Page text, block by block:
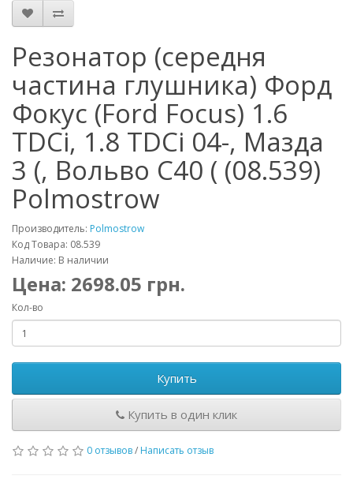
Резонатор (середня
частина глушника) Форд
Фокус (Ford Focus) 1.6
TDCi, 1.8 TDCi 04-, Мазда
3 (, Вольво С40 ( (08.539)
Polmostrow
Производитель: Polmostrow
Код Товара: 08.539
Наличие: В наличии
Цена: 2698.05 грн.
Кол-во
Купить
Купить в один клик
0 отзывов/ Написать отзыв